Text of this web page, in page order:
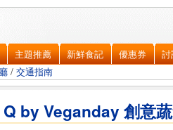
主題推薦 新鮮食記 優惠券
/ 交通指南
by Veganday 創意